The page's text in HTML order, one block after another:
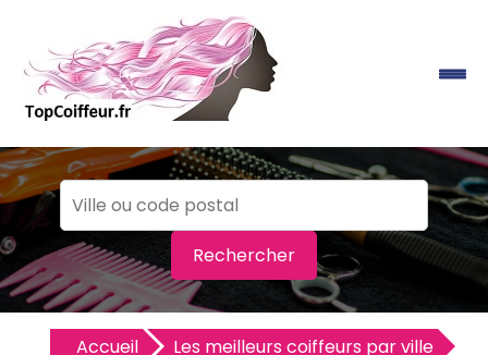
Rechercher
Accueil
Les meilleurs coiffeurs par ville